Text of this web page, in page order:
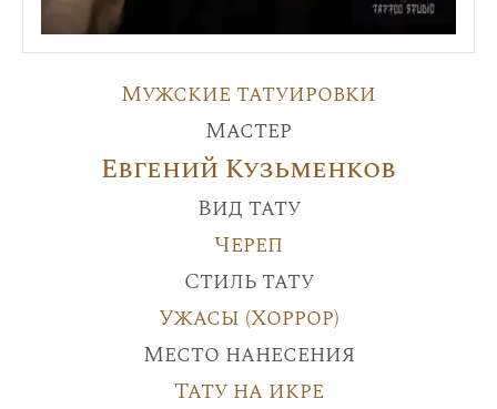
Мужские татуировки
Мастер
Евгений Кузьменков
Вид тату
Череп
Стиль тату
Ужасы (Хоррор)
Место нанесения
Тату на икре